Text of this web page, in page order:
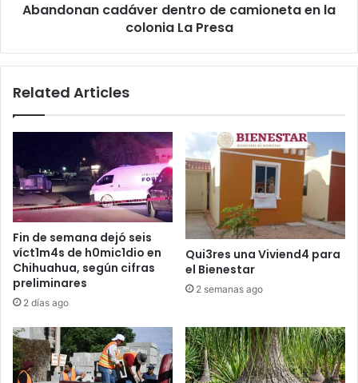
Presa
Abandonan cadáver dentro de camioneta en la
colonia La Presa
Related Articles
Fin de semana dejó seis
víct1m4s de h0mic1dio en
Chihuahua, según cifras
preliminares
2 días ago
Qui3res una Viviend4 para
el Bienestar
2 semanas ago